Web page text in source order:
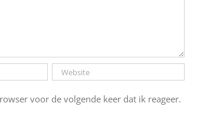
voor de volgende keer dat ik reageer.